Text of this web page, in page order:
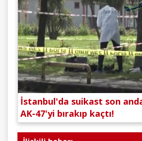
İstanbul'da suikast son
AK-47'yi bırakıp kaçtı!